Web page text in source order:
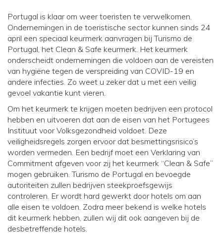
Portugal is klaar om weer toeristen te verwelkomen.
Ondernemingen in de toeristische sector kunnen sinds 24
april een speciaal keurmerk aanvragen bij Turismo de
Portugal, het Clean & Safe keurmerk. Het keurmerk
onderscheidt ondernemingen die voldoen aan de vereisten
van hygiëne tegen de verspreiding van COVID-19 en
andere infecties. Zo weet u zeker dat u met een veilig
gevoel vakantie kunt vieren.
Om het keurmerk te krijgen moeten bedrijven een protocol
hebben en uitvoeren dat aan de eisen van het Portugees
Instituut voor Volksgezondheid voldoet. Deze
veiligheidsregels zorgen ervoor dat besmettingsrisico’s
worden vermeden. Een bedrijf moet een Verklaring van
Commitment afgeven voor zij het keurmerk “Clean & Safe”
mogen gebruiken. Turismo de Portugal en bevoegde
autoriteiten zullen bedrijven steekproefsgewijs
controleren. Er wordt hard gewerkt door hotels om aan
alle eisen te voldoen. Zodra meer bekend is welke hotels
dit keurmerk hebben, zullen wij dit ook aangeven bij de
desbetreffende hotels.